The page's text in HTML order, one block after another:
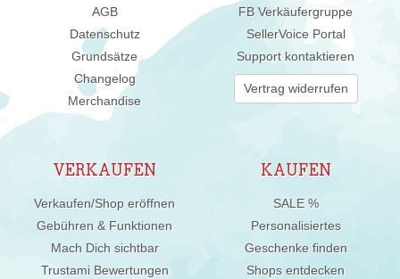
AGB
Datenschutz
Grundsätze
Changelog
Merchandise
FB Verkäufergruppe
SellerVoice Portal
Support kontaktieren
Vertrag widerrufen
VERKAUFEN
Verkaufen/Shop eröffnen
Gebühren & Funktionen
Mach Dich sichtbar
Trustami Bewertungen
KAUFEN
SALE %
Personalisiertes
Geschenke finden
Shops entdecken